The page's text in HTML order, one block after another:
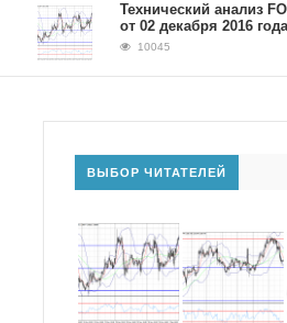
​Технический анализ FOREX
от 02 декабря 2016 года
10045
ВЫБОР ЧИТАТЕЛЕЙ